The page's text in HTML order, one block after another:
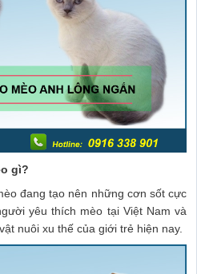
gì?
đang tạo nên những cơn sốt cực
yêu thích mèo tại Việt Nam và
nuôi xu thế của giới trẻ hiện nay.